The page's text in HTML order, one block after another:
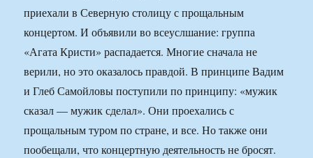
приехали в Северную столицу с прощальным
концертом. И объявили во всеуслшание: группа
«Агата Кристи» распадается. Многие сначала не
верили, но это оказалось правдой. В принципе Вадим
и Глеб Самойловы поступили по принципу: «мужик
сказал — мужик сделал». Они проехались с
прощальным туром по стране, и все. Но также они
пообещали, что концертную деятельность не бросят.